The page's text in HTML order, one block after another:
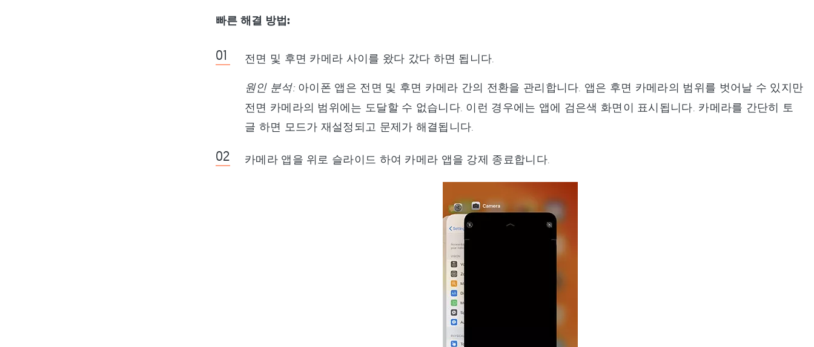
빠른 해결 방법:
전면 및 후면 카메라 사이를 왔다 갔다 하면 됩니다.
원인 분석:아이폰 앱은 전면 및 후면 카메라 간의 전환을 관리합니다. 앱은 후면 카메라의 범위를 벗어날 수 있지만
전면 카메라의 범위에는 도달할 수 없습니다. 이런 경우에는 앱에 검은색 화면이 표시됩니다. 카메라를 간단히 토
글 하면 모드가 재설정되고 문제가 해결됩니다.
카메라 앱을 위로 슬라이드 하여 카메라 앱을 강제 종료합니다.